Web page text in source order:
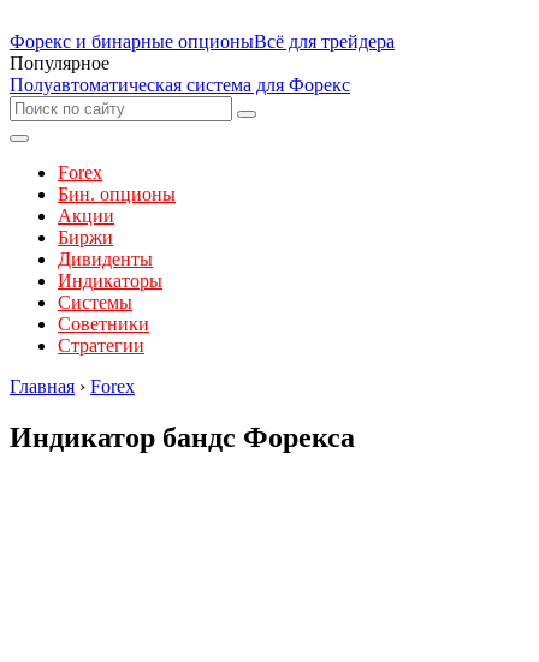
Форекс и бинарные опционыВсё для трейдера
Популярное
Полуавтоматическая система для Форекс
Forex
Бин. опционы
Акции
Биржи
Дивиденты
Индикаторы
Системы
Советники
Стратегии
Главная › Forex
Индикатор бандс Форекса